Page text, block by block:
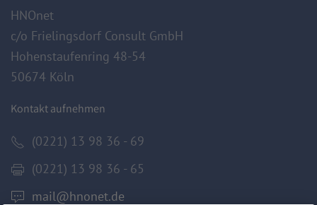
HNOnet
c/o Frielingsdorf Consult GmbH
Hohenstaufenring 48-54
50674 Köln
Kontakt aufnehmen
(0221) 13 98 36 - 69
(0221) 13 98 36 - 65
mail@hnonet.de